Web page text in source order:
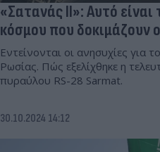
«Σατανάς ΙΙ»: Αυτό
κόσμου που δοκιμάζουν
Εντείνονται οι ανησυχίες για
Ρωσίας. Πώς εξελίχθηκε η
πυραύλου RS-28 Sarmat.
30.10.2024 14:12